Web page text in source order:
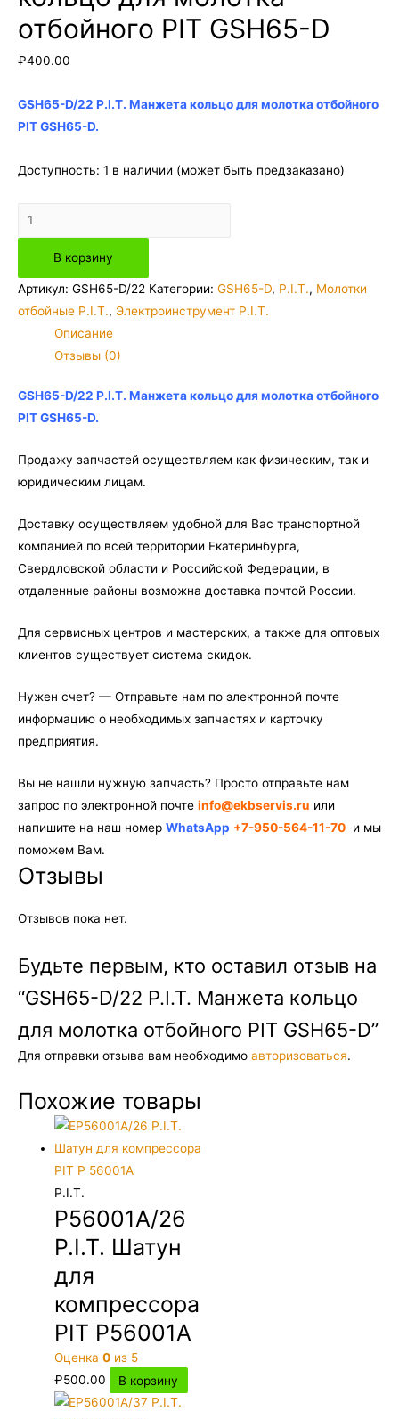
отбойного PIT GSH65-D
₽400.00
GSH65-D/22 P.I.T. Манжета кольцо для молотка отбойного
PIT GSH65-D.
Доступность: 1 в наличии (может быть предзаказано)
Количество
товара
GSH65-
D/22
молотка
отбойного
GSH65-
D
В корзину
Артикул: GSH65-D/22 Категории: GSH65-D, P.I.T., Молотки
отбойные P.I.T., Электроинструмент P.I.T.
Описание
Отзывы (0)
GSH65-D/22 P.I.T. Манжета кольцо для молотка отбойного
PIT GSH65-D.
Продажу запчастей осуществляем как физическим, так и
юридическим лицам.
Доставку осуществляем удобной для Вас транспортной
компанией по всей территории Екатеринбурга,
Свердловской области и Российской Федерации, в
отдаленные районы возможна доставка почтой России.
Для сервисных центров и мастерских, а также для оптовых
клиентов существует система скидок.
Нужен счет? — Отправьте нам по электронной почте
информацию о необходимых запчастях и карточку
предприятия.
Вы не нашли нужную запчасть? Просто отправьте нам
запрос по электронной почте info@ekbservis.ru или
напишите на наш номер WhatsApp +7-950-564-11-70 и мы
поможем Вам.
Отзывы
Отзывов пока нет.
Будьте первым, кто оставил отзыв на
“GSH65-D/22 P.I.T. Манжета кольцо
для молотка отбойного PIT GSH65-D”
Для отправки отзыва вам необходимо авторизоваться.
Похожие товары
P.I.T.
P56001A/26
P.I.T. Шатун
для
компрессора
PIT P56001A
Оценка0 из 5
₽500.00 В корзину